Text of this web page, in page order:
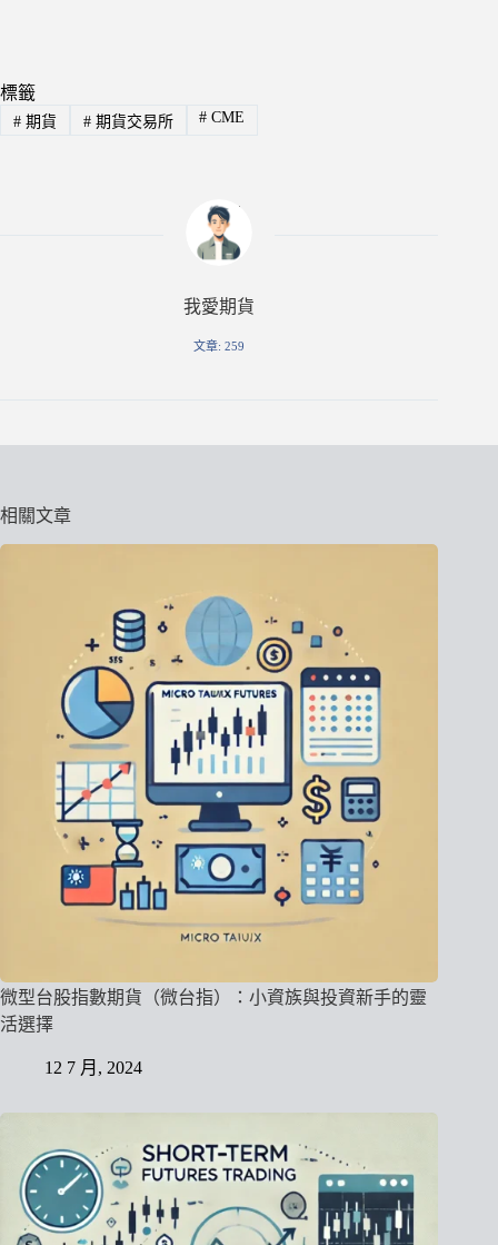
標籤
#期貨 #期貨交易所 # CME
我愛期貨
文章: 259
相關文章
微型台股指數期貨（微台指）：小資族與投資新手的靈
活選擇
12 7 月, 2024